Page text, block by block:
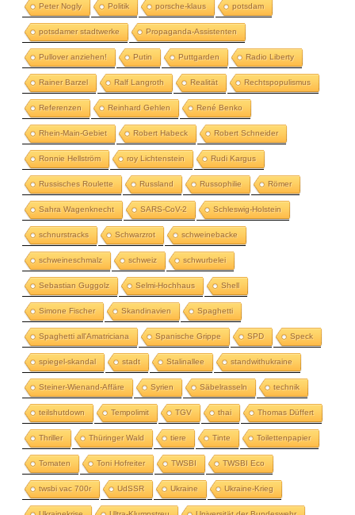
Peter Nogly Politik porsche-klaus potsdam
potsdamer stadtwerke Propaganda-Assistenten
Pullover anziehen! Putin Puttgarden Radio Liberty
Rainer Barzel Ralf Langroth Realität Rechtspopulismus
Referenzen Reinhard Gehlen René Benko
Rhein-Main-Gebiet Robert Habeck Robert Schneider
Ronnie Hellström roy Lichtenstein Rudi Kargus
Russisches Roulette Russland Russophilie Römer
Sahra Wagenknecht SARS-CoV-2 Schleswig-Holstein
schnurstracks Schwarzrot schweinebacke
schweineschmalz schweiz schwurbelei
Sebastian Guggolz Selmi-Hochhaus Shell
Simone Fischer Skandinavien Spaghetti
Spaghetti all'Amatriciana Spanische Grippe SPD Speck
spiegel-skandal stadt Stalinallee standwithukraine
Steiner-Wienand-Affäre Syrien Säbelrasseln technik
teilshutdown Tempolimit TGV thai Thomas Düffert
Thriller Thüringer Wald tiere Tinte Toilettenpapier
Tomaten Toni Hofreiter TWSBI TWSBI Eco
twsbi vac 700r UdSSR Ukraine Ukraine-Krieg